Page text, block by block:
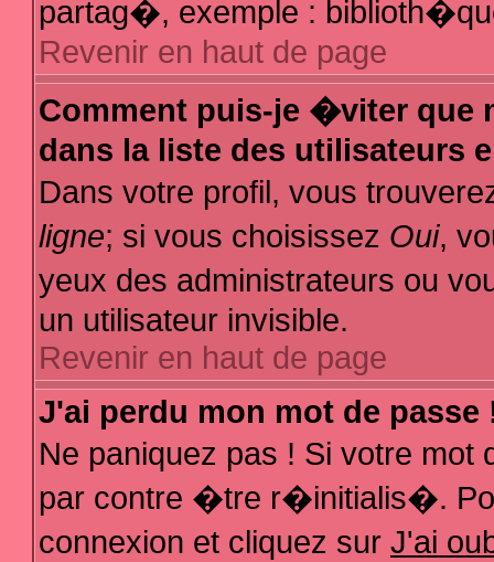
partag�, exemple :
Revenir en haut de page
Comment puis-je �viter que
dans la liste des utilisateurs
Dans votre profil, vous
ligne; si vous choisissez Oui,
yeux des administrateurs ou
un utilisateur invisible.
Revenir en haut de page
J'ai perdu mon mot de passe
Ne paniquez pas ! Si votre
par contre �tre r�initialis�.
connexion et cliquez sur J'ai